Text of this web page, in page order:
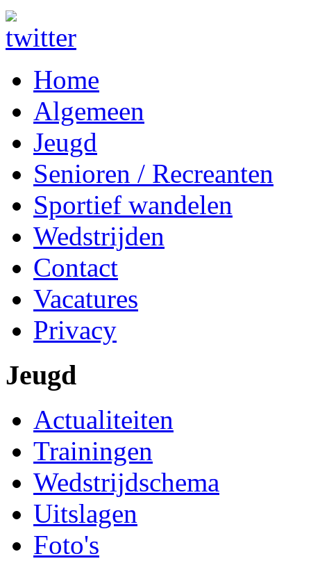
Home
Algemeen
Jeugd
Senioren / Recreanten
Sportief wandelen
Wedstrijden
Contact
Vacatures
Privacy
Jeugd
Actualiteiten
Trainingen
Wedstrijdschema
Uitslagen
Foto's